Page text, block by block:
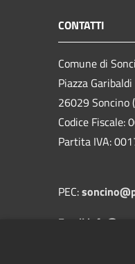
CONTATTI
Comune di
Piazza Garibaldi
26029 Soncino
Codice Fiscale:
Partita IVA:
PEC: